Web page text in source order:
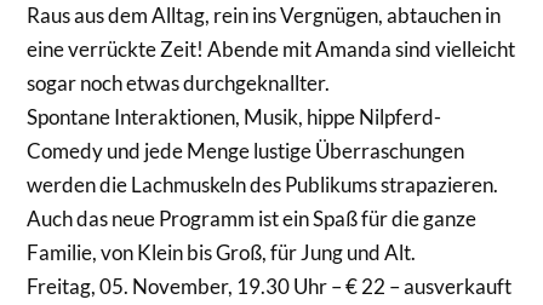
Raus aus dem Alltag, rein ins Vergnügen, abtauchen in
eine verrückte Zeit! Abende mit Amanda sind vielleicht
sogar noch etwas durchgeknallter.
Spontane Interaktionen, Musik, hippe Nilpferd-
Comedy und jede Menge lustige Überraschungen
werden die Lachmuskeln des Publikums strapazieren.
Auch das neue Programm ist ein Spaß für die ganze
Familie, von Klein bis Groß, für Jung und Alt.
Freitag, 05. November, 19.30 Uhr – € 22 – ausverkauft